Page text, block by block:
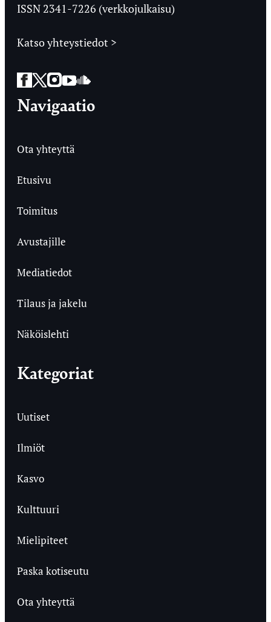
ISSN 2341-7226 (verkkojulkaisu)
Katso yhteystiedot >
Facebook
Twitter
Instagram
YouTube
SoundCloud
Navigaatio
Ota yhteyttä
Etusivu
Toimitus
Avustajille
Mediatiedot
Tilaus ja jakelu
Näköislehti
Kategoriat
Uutiset
Ilmiöt
Kasvo
Kulttuuri
Mielipiteet
Paska kotiseutu
Ota yhteyttä